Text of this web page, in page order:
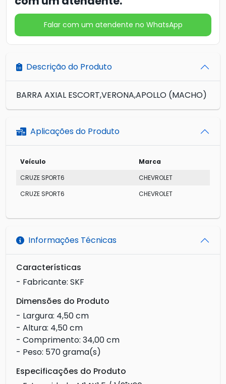
Falar com um atendente no WhatsApp
Descrição do Produto
BARRA AXIAL ESCORT,VERONA,APOLLO (MACHO)
Aplicações do Produto
Veículo
Marca
CRUZE SPORT6
CHEVROLET
CRUZE SPORT6
CHEVROLET
Informações Técnicas
Características
- Fabricante: SKF
Dimensões do Produto
- Largura: 4,50 cm
- Altura: 4,50 cm
- Comprimento: 34,00 cm
- Peso: 570 grama(s)
Especificações do Produto